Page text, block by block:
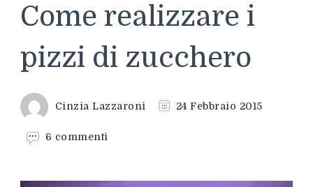
Come realizzare i
pizzi di zucchero
Cinzia Lazzaroni 24 Febbraio 2015
6 commenti
i